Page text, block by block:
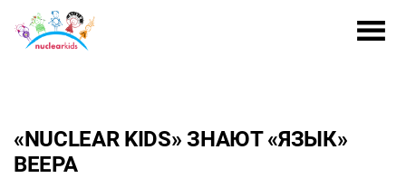
«NUCLEAR KIDS» ЗНАЮТ «ЯЗЫК»
ВЕЕРА